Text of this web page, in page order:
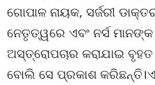
ଗୋପାଳ ନାୟକ, ସର୍ଜରୀ
ନେତୃତ୍ୱରେ ଏବଂ ନର୍ସ
ଅସ୍ତ୍ରୋପଚାର କରାଯାଇ
ବୋଲି ସେ ପ୍ରକାଶ